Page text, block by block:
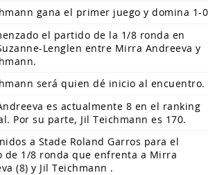
gana el primer juego y domina 1-0
el partido de la 1/8 ronda en
Lenglen entre Mirra Andreeva y
será quien dé inicio al encuentro.
es actualmente 8 en el ranking
Por su parte, Jil Teichmann es 170.
a Stade Roland Garros para el
de 1/8 ronda que enfrenta a Mirra
(8) y Jil Teichmann .